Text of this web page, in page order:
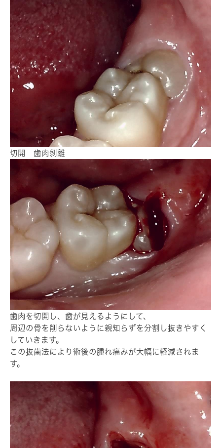
切開 歯肉剝離
歯肉を切開し、歯が見えるようにして、
周辺の骨を削らないように親知らずを分割し抜きやすく
していきます。
この抜歯法により術後の腫れ痛みが大幅に軽減されま
す。